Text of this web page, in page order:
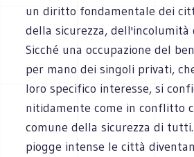
un diritto fondamentale dei
della sicurezza, dell'incolumità
Sicché una occupazione del
per mano dei singoli privati,
loro specifico interesse, si
nitidamente come in conflitto
comune della sicurezza di
piogge intense le città